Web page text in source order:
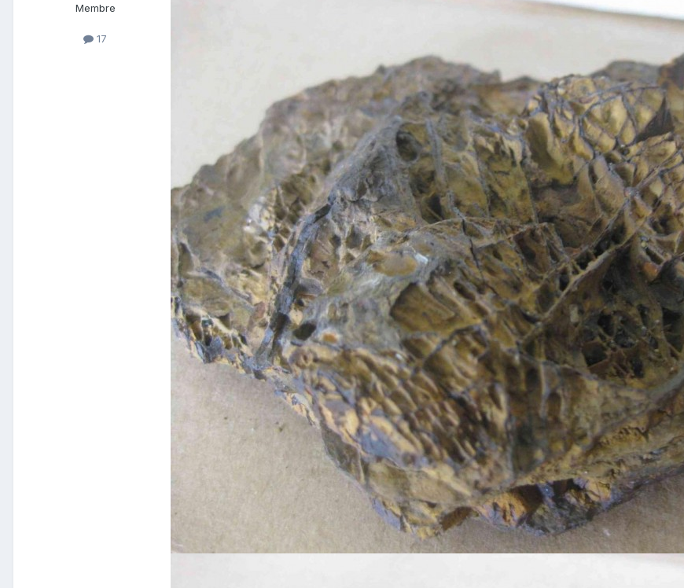
Membre
17